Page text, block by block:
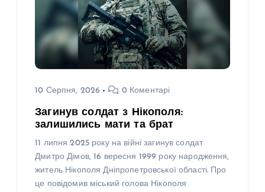
10 Серпня, 2026 0 Коментарі
Загинув солдат з Нікополя:
залишились мати та брат
11 липня 2025 року на війні загинув солдат
Дмитро Дімов, 16 вересня 1999 року народження,
житель Нікополя Дніпропетровської області. Про
це повідомив міський голова Нікополя